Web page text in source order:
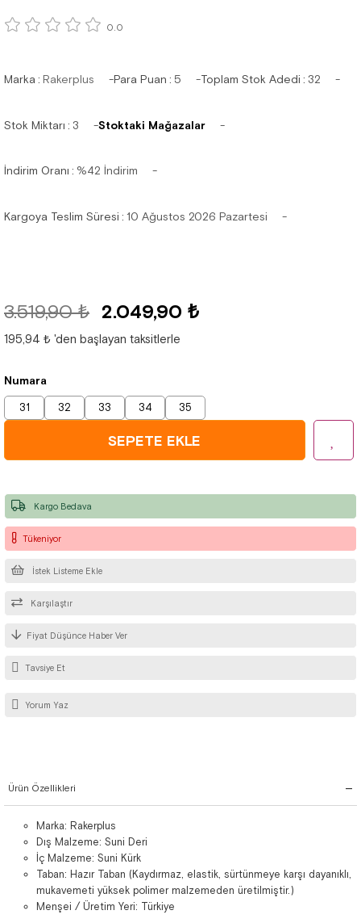
0.0
Marka : Rakerplus Para Puan : 5 Toplam Stok Adedi : 32
Stok Miktarı : 3 Stoktaki Mağazalar
İndirim Oranı : %42 İndirim
Kargoya Teslim Süresi : 10 Ağustos 2026 Pazartesi
3.519,90 ₺ 2.049,90 ₺
195,94 ₺ 'den başlayan taksitlerle
Numara
31 32 33 34 35
Tükeniyor
İstek Listeme Ekle
Karşılaştır
Fiyat Düşünce Haber Ver
Kargo Bedava
Tavsiye Et
Yorum Yaz
Ürün Özellikleri
Marka: Rakerplus
Dış Malzeme: Suni Deri
İç Malzeme: Suni Kürk
Taban: Hazır Taban (Kaydırmaz, elastik, sürtünmeye karşı dayanıklı,
mukavemeti yüksek polimer malzemeden üretilmiştir.)
Menşei / Üretim Yeri: Türkiye